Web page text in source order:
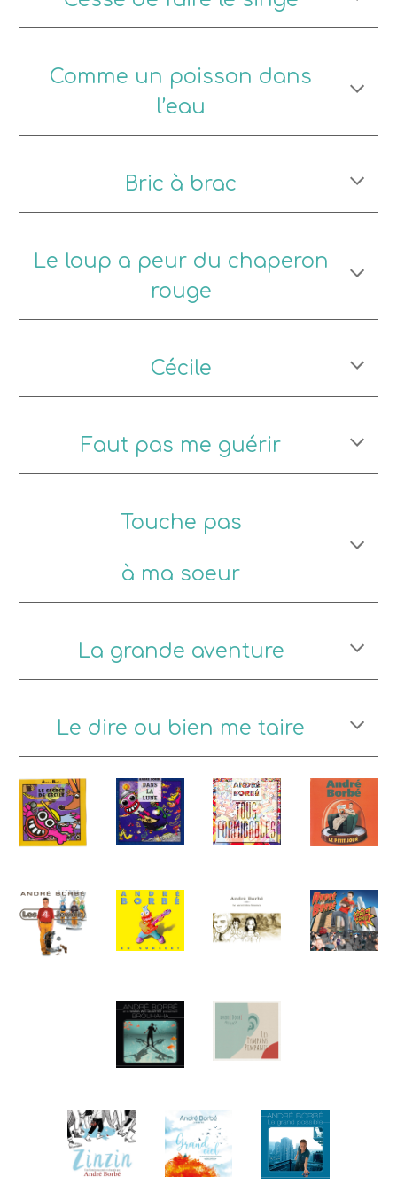
Comme un poisson dans
l’eau
Bric à brac
Le loup a peur du chaperon
rouge
Cécile
Faut pas me guérir
Touche pas
à ma soeur
La grande aventure
Le dire ou bien me taire